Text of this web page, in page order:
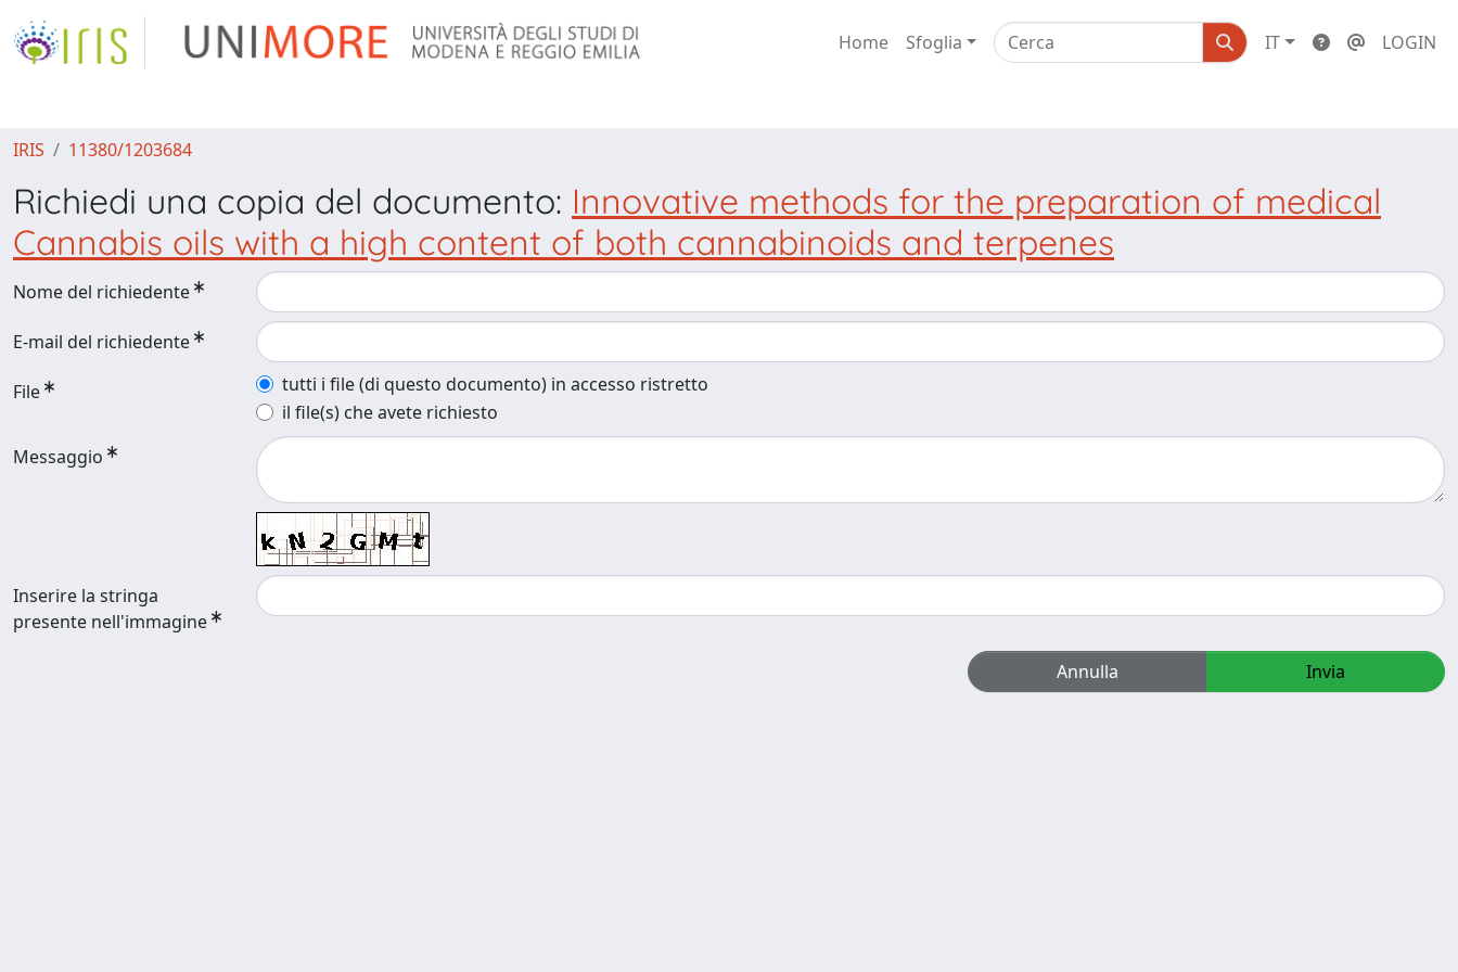
Home Sfoglia IT LOGIN
IRIS 11380/1203684
Richiedi una copia del documento: Innovative methods for the preparation of medical
Cannabis oils with a high content of both cannabinoids and terpenes
Nome del richiedente
E-mail del richiedente
File
tutti i file (di questo documento) in accesso ristretto
il file(s) che avete richiesto
Messaggio
Inserire la stringa
presente nell'immagine
Annulla Invia